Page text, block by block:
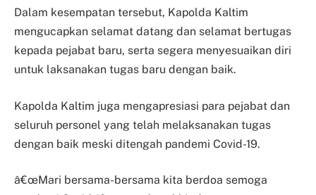
Dalam kesempatan tersebut, Kapolda Kaltim
mengucapkan selamat datang dan selamat bertugas
kepada pejabat baru, serta segera menyesuaikan diri
untuk laksanakan tugas baru dengan baik.
Kapolda Kaltim juga mengapresiasi para pejabat dan
seluruh personel yang telah melaksanakan tugas
dengan baik meski ditengah pandemi Covid-19.
â€œMari bersama-bersama kita berdoa semoga